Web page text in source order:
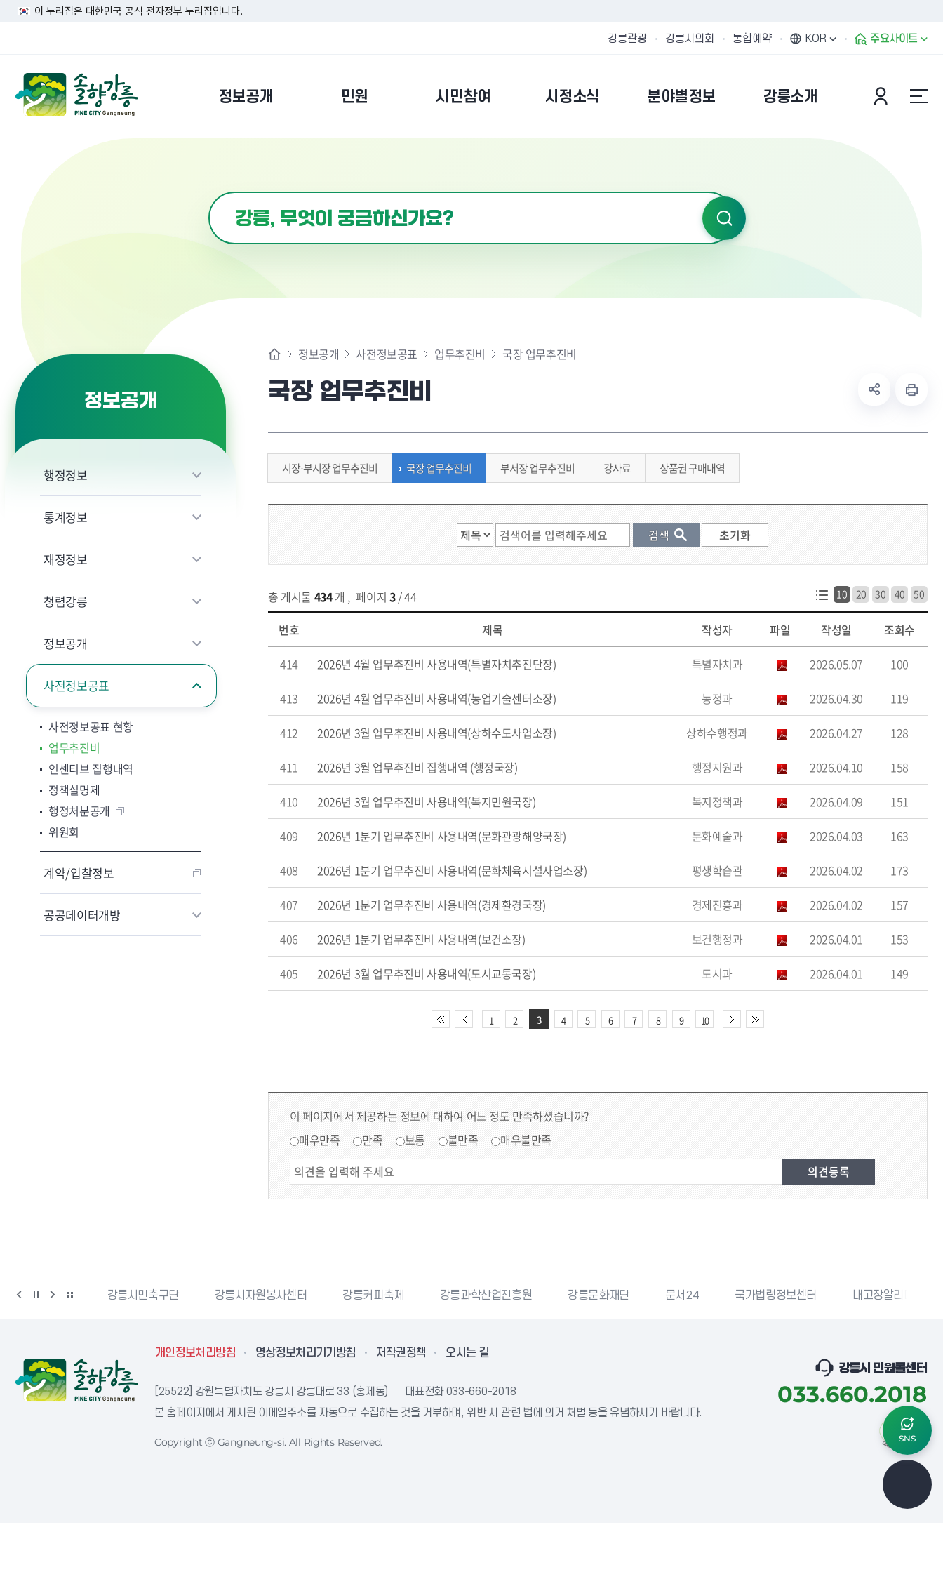
이 누리집은 대한민국 공식 전자정부 누리집입니다.
강릉관광 강릉시의회 통합예약 KOR 주요사이트
정보공개 민원 시민참여 시정소식 분야별정보 강릉소개
정보공개
행정정보
통계정보
재정정보
청렴강릉
정보공개
사전정보공표
사전정보공표 현황
업무추진비
인센티브 집행내역
정책실명제
행정처분공개
위원회
계약/입찰정보
공공데이터개방
정보공개 사전정보공표 업무추진비 국장 업무추진비
국장 업무추진비
시장·부시장 업무추진비 국장 업무추진비 부서장 업무추진비 강사료 상품권 구매내역
총 게시물 434개 , 페이지 3/ 44 10 20 30 40 50
번호 제목 작성자 파일 작성일 조회수
414 2026년 4월 업무추진비 사용내역(특별자치추진단장) 특별자치과 2026.05.07 100
413 2026년 4월 업무추진비 사용내역(농업기술센터소장) 농정과 2026.04.30 119
412 2026년 3월 업무추진비 사용내역(상하수도사업소장) 상하수행정과 2026.04.27 128
411 2026년 3월 업무추진비 집행내역 (행정국장) 행정지원과 2026.04.10 158
410 2026년 3월 업무추진비 사용내역(복지민원국장) 복지정책과 2026.04.09 151
409 2026년 1분기 업무추진비 사용내역(문화관광해양국장) 문화예술과 2026.04.03 163
408 2026년 1분기 업무추진비 사용내역(문화체육시설사업소장) 평생학습관 2026.04.02 173
407 2026년 1분기 업무추진비 사용내역(경제환경국장) 경제진흥과 2026.04.02 157
406 2026년 1분기 업무추진비 사용내역(보건소장) 보건행정과 2026.04.01 153
405 2026년 3월 업무추진비 사용내역(도시교통국장) 도시과 2026.04.01 149
1 2 3 4 5 6 7 8 9 10
이 페이지에서 제공하는 정보에 대하여 어느 정도 만족하셨습니까?
매우만족
만족 보통 불만족 매우불만족
재난안전포털 강릉시민축구단 강릉시자원봉사센터 강릉커피축제 강릉과학산업진흥원 강릉문화재단 문서24 국가법령정보센터 내고장알리미
개인정보처리방침 영상정보처리기기방침 저작권정책 오시는 길
[25522] 강원특별자치도 강릉시 강릉대로 33 (홍제동) 대표전화 033-660-2018
본 홈페이지에서 게시된 이메일주소를 자동으로 수집하는 것을 거부하며, 위반 시 관련 법에 의거 처벌 등을 유념하시기 바랍니다.
Copyright ⓒ Gangneung-si. All Rights Reserved.
강릉시 민원콜센터
033.660.2018
SNS